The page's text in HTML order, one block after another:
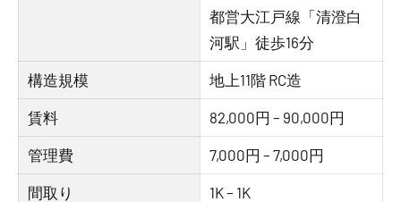
都営大江戸線「清澄白
河駅」徒歩16分
構造規模 地上11階 RC造
賃料 82,000円 – 90,000円
管理費 7,000円 – 7,000円
間取り 1K – 1K